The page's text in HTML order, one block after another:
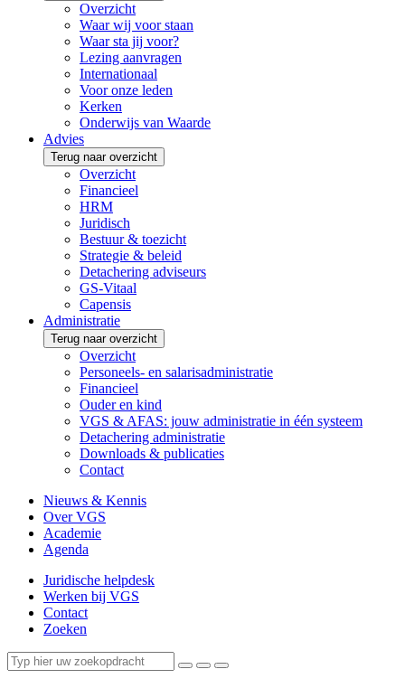
Overzicht
Waar wij voor staan
Waar sta jij voor?
Lezing aanvragen
Internationaal
Voor onze leden
Kerken
Onderwijs van Waarde
Advies
Terug naar overzicht
Overzicht
Financieel
HRM
Juridisch
Bestuur & toezicht
Strategie & beleid
Detachering adviseurs
GS-Vitaal
Capensis
Administratie
Terug naar overzicht
Overzicht
Personeels- en salarisadministratie
Financieel
Ouder en kind
VGS & AFAS: jouw administratie in één systeem
Detachering administratie
Downloads & publicaties
Contact
Nieuws & Kennis
Over VGS
Academie
Agenda
Juridische helpdesk
Werken bij VGS
Contact
Zoeken